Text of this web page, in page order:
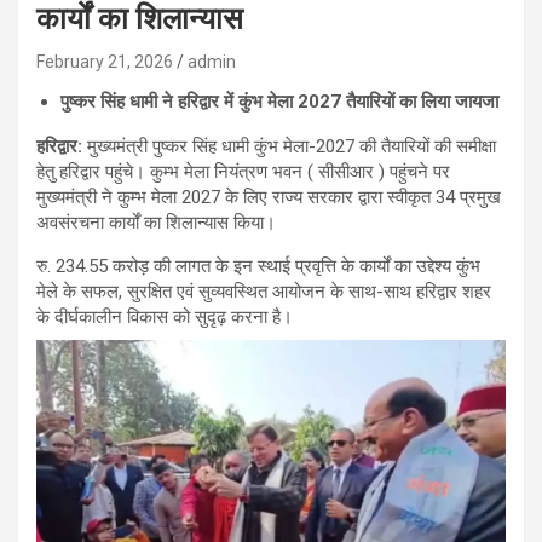
कार्यों का शिलान्यास
February 21, 2026 admin
पुष्कर सिंह धामी ने हरिद्वार में कुंभ मेला2027तैयारियों का लिया जायजा
हरिद्वार: मुख्यमंत्री पुष्कर सिंह धामी कुंभ मेला-2027 की तैयारियों की समीक्षा
हेतु हरिद्वार पहुंचे। कुम्भ मेला नियंत्रण भवन ( सीसीआर ) पहुंचने पर
मुख्यमंत्री ने कुम्भ मेला 2027 के लिए राज्य सरकार द्वारा स्वीकृत 34 प्रमुख
अवसंरचना कार्यों का शिलान्यास किया।
रु. 234.55 करोड़ की लागत के इन स्थाई प्रवृत्ति के कार्यों का उद्देश्य कुंभ
मेले के सफल, सुरक्षित एवं सुव्यवस्थित आयोजन के साथ-साथ हरिद्वार शहर
के दीर्घकालीन विकास को सुदृढ़ करना है।